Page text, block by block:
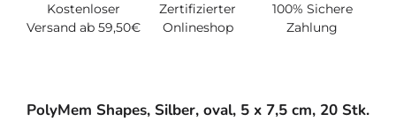
Kostenloser
Versand ab 59,50€
Zertifizierter
Onlineshop
100% Sichere
Zahlung
PolyMem Shapes, Silber, oval, 5 x 7,5 cm, 20 Stk.